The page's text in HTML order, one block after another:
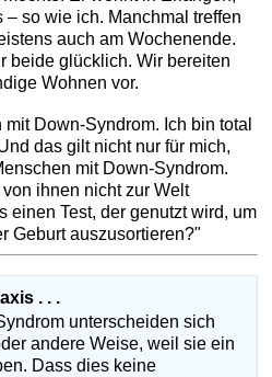
so wie ich. Manchmal treffen
auch am Wochenende.
beide glücklich. Wir bereiten
Wohnen vor.
Down-Syndrom. Ich bin total
das gilt nicht nur für mich,
mit Down-Syndrom.
ihnen nicht zur Welt
einen Test, der genutzt wird, um
Geburt auszusortieren?"
. . .
unterscheiden sich
andere Weise, weil sie ein
Dass dies keine